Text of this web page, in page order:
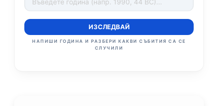
ИЗСЛЕДВАЙ
НАПИШИ ГОДИНА И РАЗБЕРИ КАКВИ СЪБИТИЯ СА СЕ
СЛУЧИЛИ